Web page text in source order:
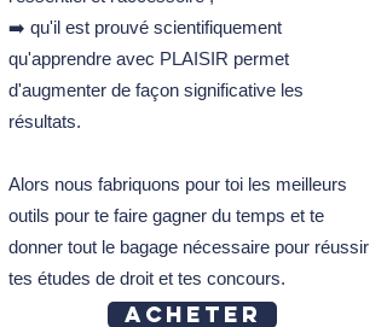
➡️ qu'il est prouvé scientifiquement
qu'apprendre avec PLAISIR permet
d'augmenter de façon significative les
résultats.
Alors nous fabriquons pour toi les meilleurs
outils pour te faire gagner du temps et te
donner tout le bagage nécessaire pour réussir
tes études de droit et tes concours.
Acheter